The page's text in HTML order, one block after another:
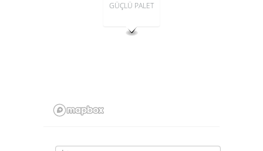
GÜÇLÜ PALET